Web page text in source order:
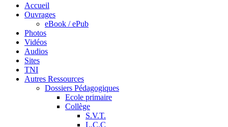
Accueil
Ouvrages
eBook / ePub
Photos
Vidéos
Audios
Sites
TNI
Autres Ressources
Dossiers Pédagogiques
Ecole primaire
Collège
S.V.T.
L.C.C